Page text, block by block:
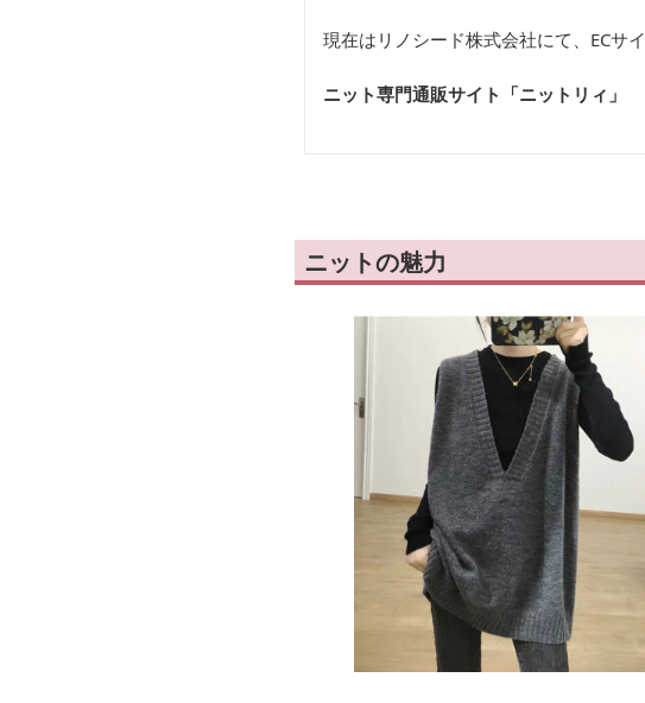
現在はリノシード株式会社にて、ECサ
ニット専門通販サイト「ニットリィ 」
ニットの魅力